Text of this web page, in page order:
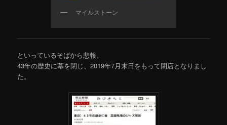
マイルストーン
といっているそばから悲報。
43年の歴史に幕を閉じ、2019年7月末日をもって閉店となりまし
た。